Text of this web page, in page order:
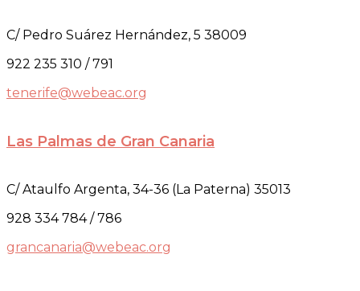
C/ Pedro Suárez Hernández, 5 38009
922 235 310 / 791
tenerife@webeac.org
Las Palmas de Gran Canaria
C/ Ataulfo Argenta, 34-36 (La Paterna) 35013
928 334 784 / 786
grancanaria@webeac.org